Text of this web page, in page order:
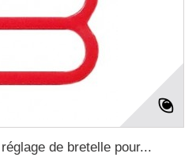
de bretelle pour...